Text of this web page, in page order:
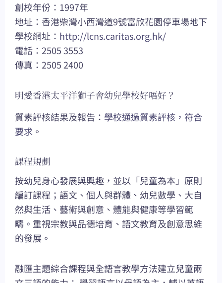
創校年份：1997年
地址：香港柴灣小西灣道9號富欣花園停車場地下
學校網址： http://lcns.caritas.org.hk/
電話：2505 3553
傳真：2505 2400
明愛香港太平洋獅子會幼兒學校好唔好？
質素評核結果及報告： 學校通過質素評核，符合
要求 。
課程規劃
按幼兒身心發展與興趣，並以「兒童為本」原則
編訂課程；語文、個人與群體、幼兒數學、大自
然與生活、藝術與創意、體能與健康等學習範
疇。重視宗教與品德培育、語文教育及創意思維
的發展。
融匯主題綜合課程與全語言教學方法建立兒童兩